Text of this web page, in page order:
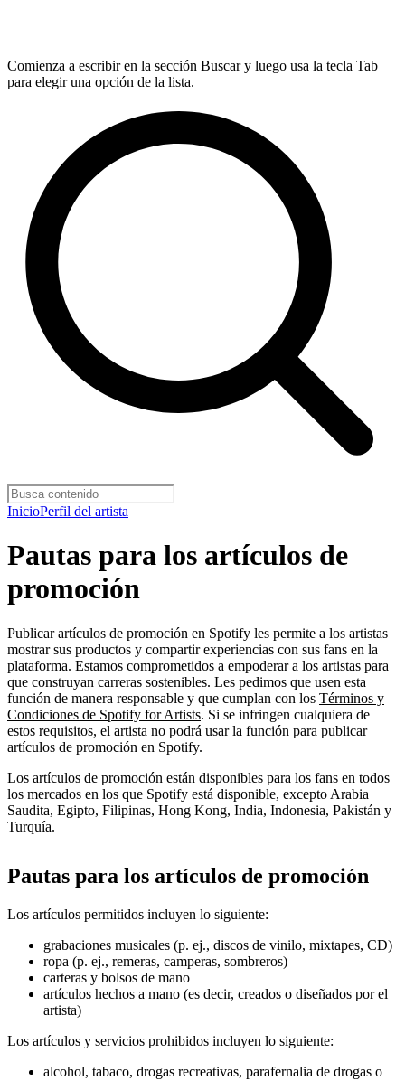
Comienza a escribir en la sección Buscar y luego usa la tecla Tab
para elegir una opción de la lista.
InicioPerfil del artista
Pautas para los artículos de
promoción
Publicar artículos de promoción en Spotify les permite a los artistas
mostrar sus productos y compartir experiencias con sus fans en la
plataforma. Estamos comprometidos a empoderar a los artistas para
que construyan carreras sostenibles. Les pedimos que usen esta
función de manera responsable y que cumplan con los Términos y
Condiciones de Spotify for Artists. Si se infringen cualquiera de
estos requisitos, el artista no podrá usar la función para publicar
artículos de promoción en Spotify.
Los artículos de promoción están disponibles para los fans en todos
los mercados en los que Spotify está disponible, excepto Arabia
Saudita, Egipto, Filipinas, Hong Kong, India, Indonesia, Pakistán y
Turquía.
Pautas para los artículos de promoción
Los artículos permitidos incluyen lo siguiente:
grabaciones musicales (p. ej., discos de vinilo, mixtapes, CD)
ropa (p. ej., remeras, camperas, sombreros)
carteras y bolsos de mano
artículos hechos a mano (es decir, creados o diseñados por el
artista)
Los artículos y servicios prohibidos incluyen lo siguiente:
alcohol, tabaco, drogas recreativas, parafernalia de drogas o